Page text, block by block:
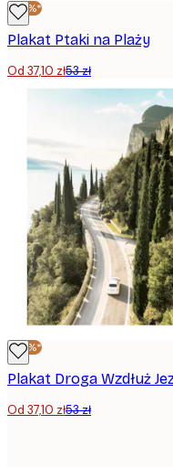
-30%*
Plakat Ptaki na Plaży
Od 37,10 zł53 zł
-30%*
Od 37,10 zł53 zł